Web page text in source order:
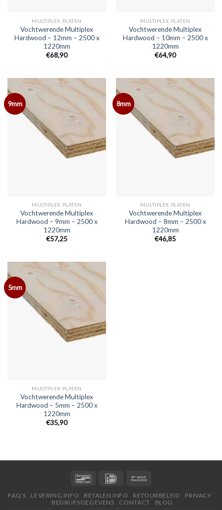
MULTIPLEX PLATEN
Vochtwerende Multiplex
Hardwood – 12mm – 2500 x
1220mm
€68,90
MULTIPLEX PLATEN
Vochtwerende Multiplex
Hardwood – 10mm – 2500 x
1220mm
€64,90
9mm
MULTIPLEX PLATEN
Vochtwerende Multiplex
Hardwood – 9mm – 2500 x
1220mm
€57,25
8mm
MULTIPLEX PLATEN
Vochtwerende Multiplex
Hardwood – 8mm – 2500 x
1220mm
€46,85
5mm
MULTIPLEX PLATEN
Vochtwerende Multiplex
Hardwood – 5mm – 2500 x
1220mm
€35,90
FAQ’S LEVERING INFO BETALEN INFO RETOURBELEID
PRIVACY
BEDRIJFSGEGEVENS
CONTACT BLOG